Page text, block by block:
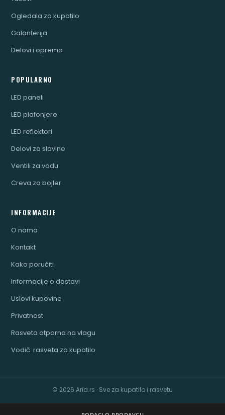
Ogledala za kupatilo
Galanterija
Delovi i oprema
POPULARNO
LED paneli
LED plafonjere
LED reflektori
Delovi za slavine
Ventili za vodu
Creva za bojler
INFORMACIJE
O nama
Kontakt
Kako poručiti
Informacije o dostavi
Uslovi kupovine
Privatnost
Rasveta otporna na vlagu
Vodič: rasveta za kupatilo
© 2026 Aria.rs · Sve za kupatilo i rasvetu